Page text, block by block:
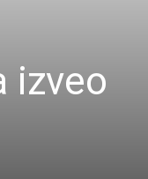
izveo